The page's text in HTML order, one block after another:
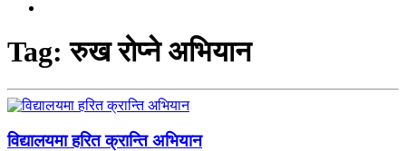
Tag:रुख रोप्ने अभियान
विद्यालयमा हरित क्रान्ति अभियान